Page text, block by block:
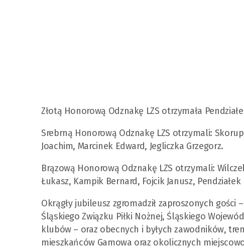
Złotą Honorową Odznakę LZS otrzymała
Srebrną Honorową Odznakę LZS otrzymali:
Joachim, Marcinek Edward, Jegliczka Grzegorz.
Brązową Honorową Odznakę LZS otrzymali:
Łukasz, Kampik Bernard, Fojcik Janusz,
Okrągły jubileusz zgromadził zaproszonych
Śląskiego Związku Piłki Nożnej, Śląskiego
klubów – oraz obecnych i byłych zawodników,
mieszkańców Gamowa oraz okolicznych